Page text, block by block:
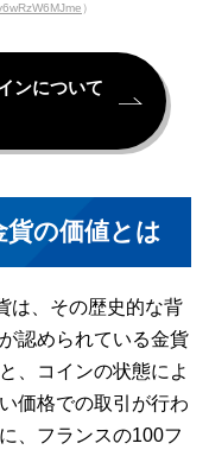
）
ンについて
の価値とは
は、その歴史的な背
認められている金貨
、コインの状態によ
価格での取引が行わ
、フランスの100フ